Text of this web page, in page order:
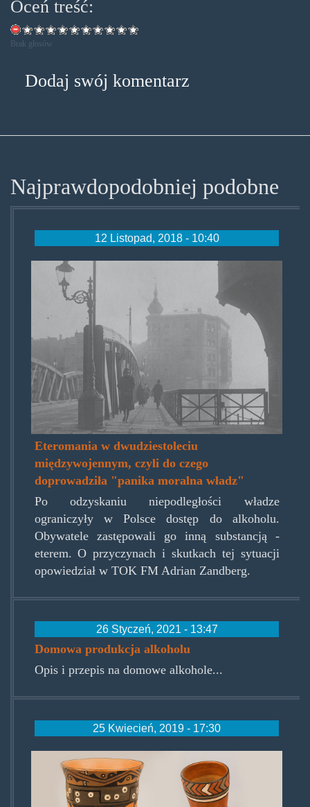
Oceń treść:
Brak głosów
Dodaj swój komentarz
Najprawdopodobniej podobne
12 Listopad, 2018 - 10:40
eteromania.jpg
Eteromania w dwudziestoleciu
międzywojennym, czyli do czego
doprowadziła "panika moralna władz"
Po odzyskaniu niepodległości władze
ograniczyły w Polsce dostęp do alkoholu.
Obywatele zastępowali go inną substancją -
eterem. O przyczynach i skutkach tej sytuacji
opowiedział w TOK FM Adrian Zandberg.
26 Styczeń, 2021 - 13:47
Domowa produkcja alkoholu
Opis i przepis na domowe alkohole...
25 Kwiecień, 2019 - 17:30
wariempirebeer.jpg